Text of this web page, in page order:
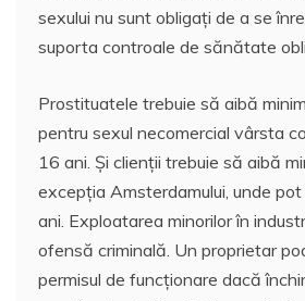
sexului nu sunt obligați de a se
suporta controale de sănătate
Prostituatele trebuie să aibă
pentru sexul necomercial vârsta
16 ani. Și clienții trebuie să aibă
excepția Amsterdamului, unde
ani. Exploatarea minorilor în
ofensă criminală. Un proprietar
permisul de funcționare dacă